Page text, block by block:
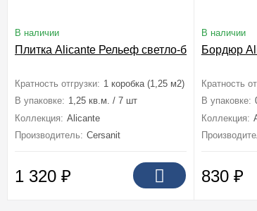
В наличии
Плитка Alicante Рельеф светло-бежевый
Кратность отгрузки: 1 коробка (1,25 м2)
В упаковке: 1,25 кв.м. / 7 шт
Коллекция: Alicante
Производитель: Cersanit
1 320 ₽
В наличии
Бордюр
Кратность
В упаковке:
Коллекция:
830 ₽